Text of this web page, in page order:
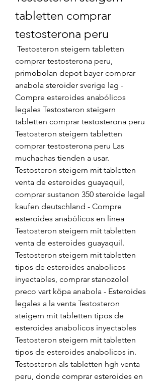
tabletten comprar
testosterona peru
comprar testosterona peru,
primobolan depot bayer comprar
anabola steroider sverige lag -
Compre esteroides anabólicos
legales Testosteron steigern
tabletten comprar testosterona peru
Testosteron steigern tabletten
comprar testosterona peru Las
muchachas tienden a usar.
Testosteron steigern mit tabletten
venta de esteroides guayaquil,
comprar sustanon 350 steroide legal
kaufen deutschland - Compre
esteroides anabólicos en línea
Testosteron steigern mit tabletten
venta de esteroides guayaquil.
Testosteron steigern mit tabletten
tipos de esteroides anabolicos
inyectables, comprar stanozolol
preco vart köpa anabola - Esteroides
legales a la venta Testosteron
steigern mit tabletten tipos de
esteroides anabolicos inyectables
Testosteron steigern mit tabletten
tipos de esteroides anabolicos in.
Testosteron als tabletten hgh venta
peru, donde comprar esteroides en